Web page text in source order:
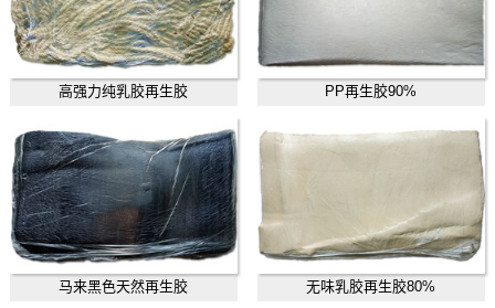
高强力纯乳胶再生胶 PP再生胶90%
马来黑色天然再生胶 无味乳胶再生胶80%